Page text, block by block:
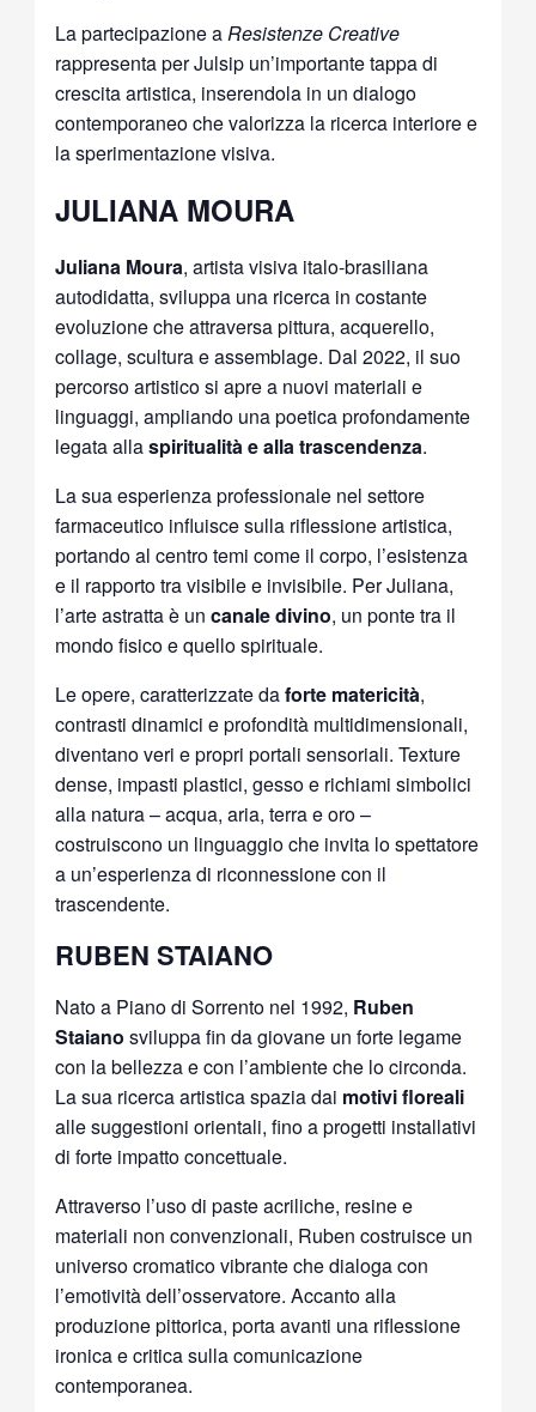
La partecipazione aResistenze Creative
rappresenta per Julsip un’importante tappa di
crescita artistica, inserendola in un dialogo
contemporaneo che valorizza la ricerca interiore e
la sperimentazione visiva.
JULIANA MOURA
Juliana Moura, artista visiva italo-brasiliana
autodidatta, sviluppa una ricerca in costante
evoluzione che attraversa pittura, acquerello,
collage, scultura e assemblage. Dal 2022, il suo
percorso artistico si apre a nuovi materiali e
linguaggi, ampliando una poetica profondamente
legata allaspiritualità e alla trascendenza.
La sua esperienza professionale nel settore
farmaceutico influisce sulla riflessione artistica,
portando al centro temi come il corpo, l’esistenza
e il rapporto tra visibile e invisibile. Per Juliana,
l’arte astratta è uncanale divino, un ponte tra il
mondo fisico e quello spirituale.
Le opere, caratterizzate daforte matericità,
contrasti dinamici e profondità multidimensionali,
diventano veri e propri portali sensoriali. Texture
dense, impasti plastici, gesso e richiami simbolici
alla natura – acqua, aria, terra e oro –
costruiscono un linguaggio che invita lo spettatore
a un’esperienza di riconnessione con il
trascendente.
RUBEN STAIANO
Nato a Piano di Sorrento nel 1992, Ruben
Staiano sviluppa fin da giovane un forte legame
con la bellezza e con l’ambiente che lo circonda.
La sua ricerca artistica spazia dai motivi floreali
alle suggestioni orientali, fino a progetti installativi
di forte impatto concettuale.
Attraverso l’uso di paste acriliche, resine e
materiali non convenzionali, Ruben costruisce un
universo cromatico vibrante che dialoga con
l’emotività dell’osservatore. Accanto alla
produzione pittorica, porta avanti una riflessione
ironica e critica sulla comunicazione
contemporanea.